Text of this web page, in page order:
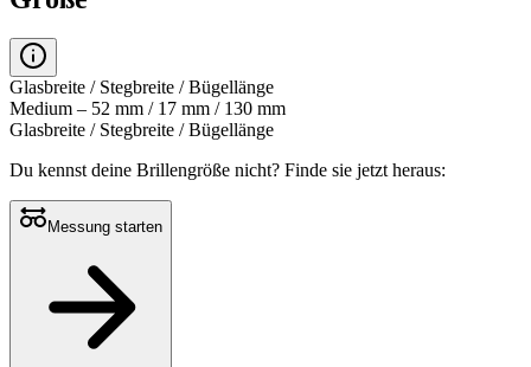
Glasbreite / Stegbreite / Bügellänge
Medium – 52 mm / 17 mm / 130 mm
Glasbreite / Stegbreite / Bügellänge
Du kennst deine Brillengröße nicht? Finde sie jetzt heraus:
Messung starten